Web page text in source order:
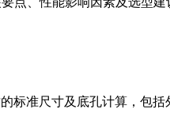
标准尺寸及底孔计算，包